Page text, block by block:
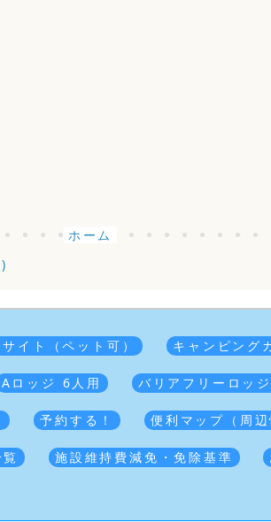
ホーム
イト（ペット可） キャンピング
Aロッジ 6人用 バリアフリーロッ
予約する！ 便利マップ（周辺
施設維持費減免・免除基準